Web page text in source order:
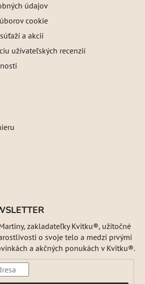
údajov
cookie
a akcií
užívateľských recenzií
zakladateľky Kvitku®, užitočné
o svoje telo a medzi prvými
a akčných ponukách v Kvitku®.